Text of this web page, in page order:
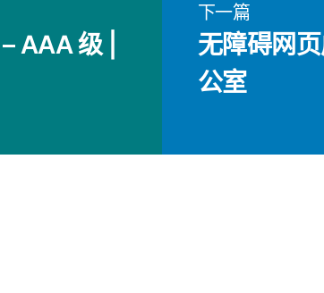
AAA 级 |
下一篇
无障碍网
公室